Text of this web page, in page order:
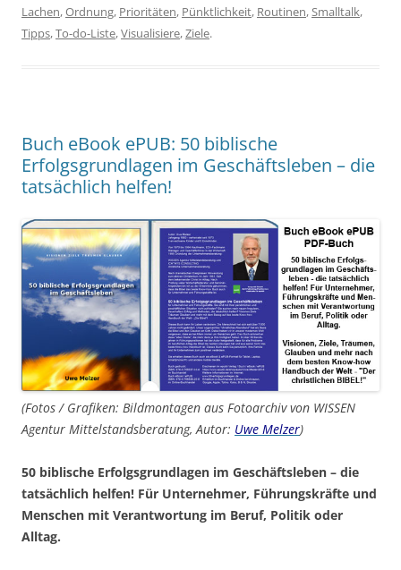
Lachen,Ordnung, Prioritäten, Pünktlichkeit, Routinen,Smalltalk,
Tipps,To-do-Liste,Visualisiere,Ziele.
Buch eBook ePUB: 50 biblische
Erfolgsgrundlagen im Geschäftsleben – die
tatsächlich helfen!
(Fotos / Grafiken: Bildmontagen aus Fotoarchiv von WISSEN
Agentur Mittelstandsberatung, Autor: Uwe Melzer)
50 biblische Erfolgsgrundlagen im Geschäftsleben – die
tatsächlich helfen! Für Unternehmer, Führungskräfte und
Menschen mit Verantwortung im Beruf, Politik oder
Alltag.